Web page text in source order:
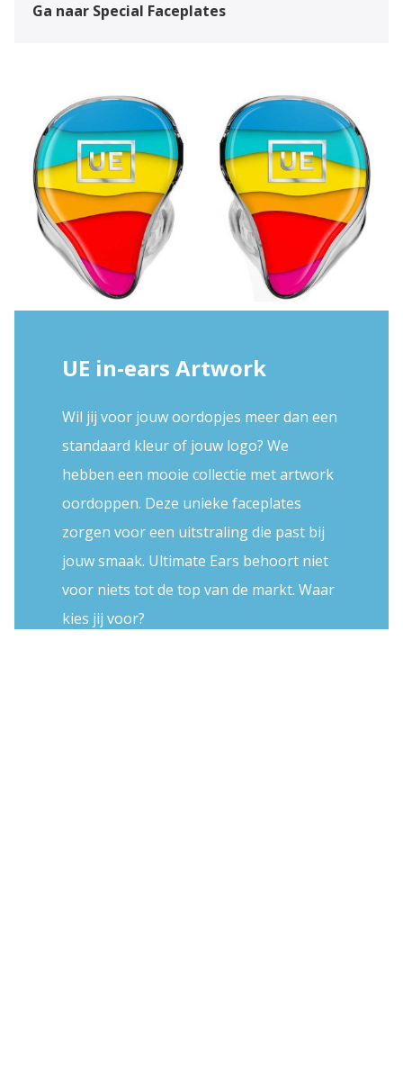
Ga naar Special Faceplates
UE in-ears Artwork
Wil jij voor jouw oordopjes meer dan een
standaard kleur of jouw logo? We
hebben een mooie collectie met artwork
oordoppen. Deze unieke faceplates
zorgen voor een uitstraling die past bij
jouw smaak. Ultimate Ears behoort niet
voor niets tot de top van de markt. Waar
kies jij voor?